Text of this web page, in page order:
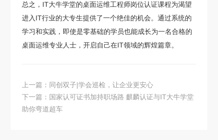
总之，IT大牛学堂的桌面运维工程师岗位认证课程为渴望
进入IT行业的大专生提供了一个绝佳的机会。通过系统的
学习和实践，即使是零基础的学员也能成长为一名合格的
桌面运维专业人士，开启自己在IT领域的辉煌篇章。
上一篇：同创双子|学会巡检，让企业更安心
下一篇：国家认可证书加持职场路 麒麟认证与IT大牛学堂
助你弯道超车